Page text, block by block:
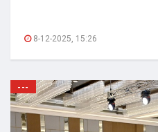
8-12-2025, 15:26
---